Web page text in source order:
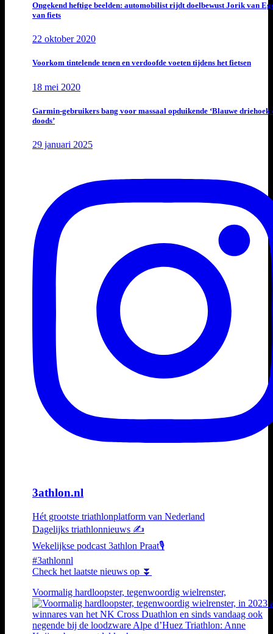
Ongekend heftige beelden: automobilist rijdt doelbewust Jorik van
van fiets
22 oktober 2020
Voorkom tintelende tenen en verdoofde voeten tijdens het fietsen
18 mei 2020
Garmin-gebruikers bang voor massaal opduikende ‘Blauwe driehoek
doods’
29 januari 2025
3athlon.nl
Hét grootste triathlonplatform van Nederland
Dagelijks triathlonnieuws ✍️
Wekelijkse podcast 3athlon Praat🎙️
#3athlonnl
Check het laatste nieuws op ⏬
Voormalig hardloopster, tegenwoordig wielrenster,